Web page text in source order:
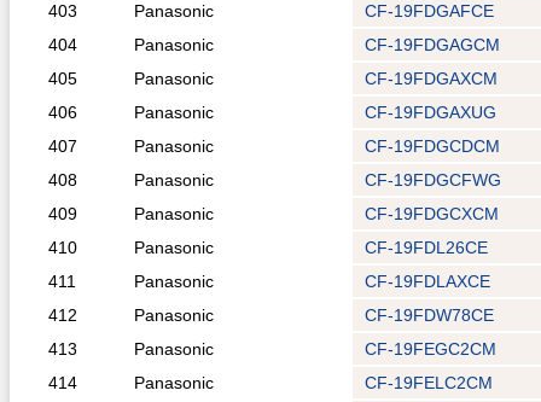
403
Panasonic
CF-19FDGAFCE
404
Panasonic
CF-19FDGAGCM
405
Panasonic
CF-19FDGAXCM
406
Panasonic
CF-19FDGAXUG
407
Panasonic
CF-19FDGCDCM
408
Panasonic
CF-19FDGCFWG
409
Panasonic
CF-19FDGCXCM
410
Panasonic
CF-19FDL26CE
411
Panasonic
CF-19FDLAXCE
412
Panasonic
CF-19FDW78CE
413
Panasonic
CF-19FEGC2CM
414
Panasonic
CF-19FELC2CM